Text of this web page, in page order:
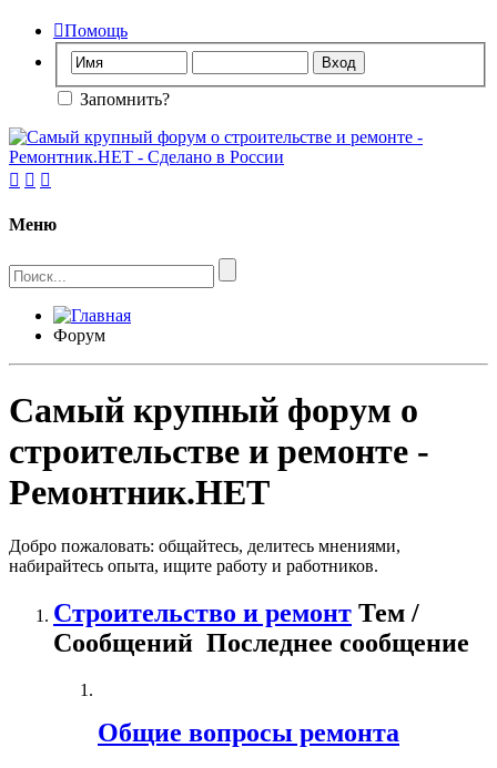
Помощь
Запомнить?
  
Меню
Форум
Самый крупный форум о
строительстве и ремонте -
Ремонтник.НЕТ
Добро пожаловать: общайтесь, делитесь мнениями,
набирайтесь опыта, ищите работу и работников.
Строительство и ремонт Тем /
Сообщений Последнее сообщение
Общие вопросы ремонта